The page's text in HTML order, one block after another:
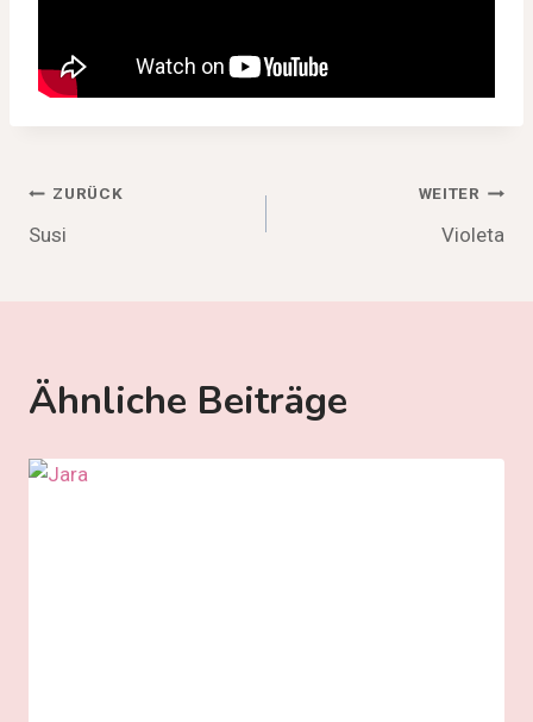
Beitragsnavigation
ZURÜCK
Susi
WEITER
Violeta
Ähnliche Beiträge